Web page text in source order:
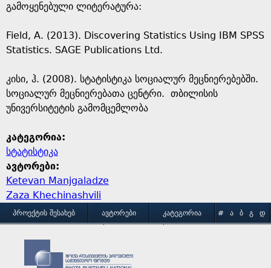
გამოყენებული ლიტერატურა:
Field, A. (2013). Discovering Statistics Using IBM SPSS
Statistics. SAGE Publications Ltd.
კისი, ჰ. (2008). სტატისტიკა სოციალურ მეცნიერებებში.
სოციალურ მეცნიერებათა ცენტრი. თბილისის
უნივერსიტეტის გამომცემლობა
კატეგორია:
სტატისტიკა
ავტორები:
Ketevan Manjgaladze
Zaza Khechinashvili
MᲞᲠᲝᲔᲥᲢᲘᲡ ᲨᲔᲡᲐᲮᲔᲑ ᲐᲕᲢᲝᲠᲔᲑᲘ ᲙᲐᲢᲔᲒᲝᲠᲘᲐ # Ა Ბ Გ
Დ